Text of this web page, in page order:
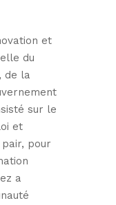
et
du
de la
sur le
et
pour
a